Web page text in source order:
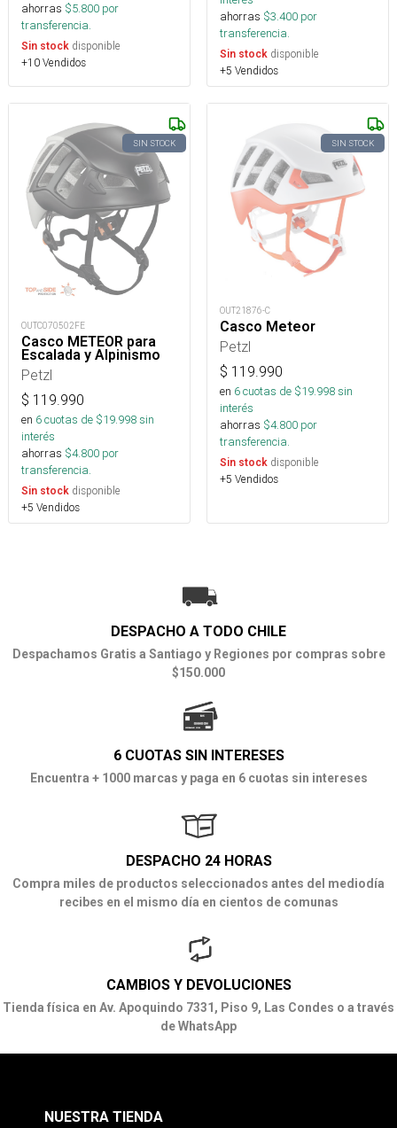
ahorras $5.800 por
transferencia.
Sin stock disponible
+10 Vendidos
ahorras $3.400 por
transferencia.
Sin stock disponible
+5 Vendidos
SIN STOCK
OUTC070502FE
Casco METEOR para
Escalada y Alpinismo
Petzl
$ 119.990
en 6cuotas de $19.998sin
interés
ahorras $4.800 por
transferencia.
Sin stock disponible
+5 Vendidos
SIN STOCK
OUT21876-C
Casco Meteor
Petzl
$ 119.990
en 6cuotas de $19.998sin
interés
ahorras $4.800 por
transferencia.
Sin stock disponible
+5 Vendidos
DESPACHO A TODO CHILE
Despachamos Gratis a Santiago y Regiones por compras sobre
$150.000
6 CUOTAS SIN INTERESES
Encuentra + 1000 marcas y paga en 6 cuotas sin intereses
DESPACHO 24 HORAS
Compra miles de productos seleccionados antes del mediodía
recibes en el mismo día en cientos de comunas
CAMBIOS Y DEVOLUCIONES
Tienda física en Av. Apoquindo 7331, Piso 9, Las Condes o a través
de WhatsApp
NUESTRA TIENDA